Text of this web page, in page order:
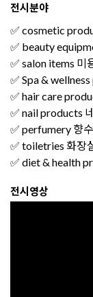
전시분야
✅ cosmetic
✅ beauty
✅ salon items 미
✅ Spa &
✅ hair care
✅ nail products
✅ perfumery 향
✅ toiletries 화장
✅ diet & health
전시영상